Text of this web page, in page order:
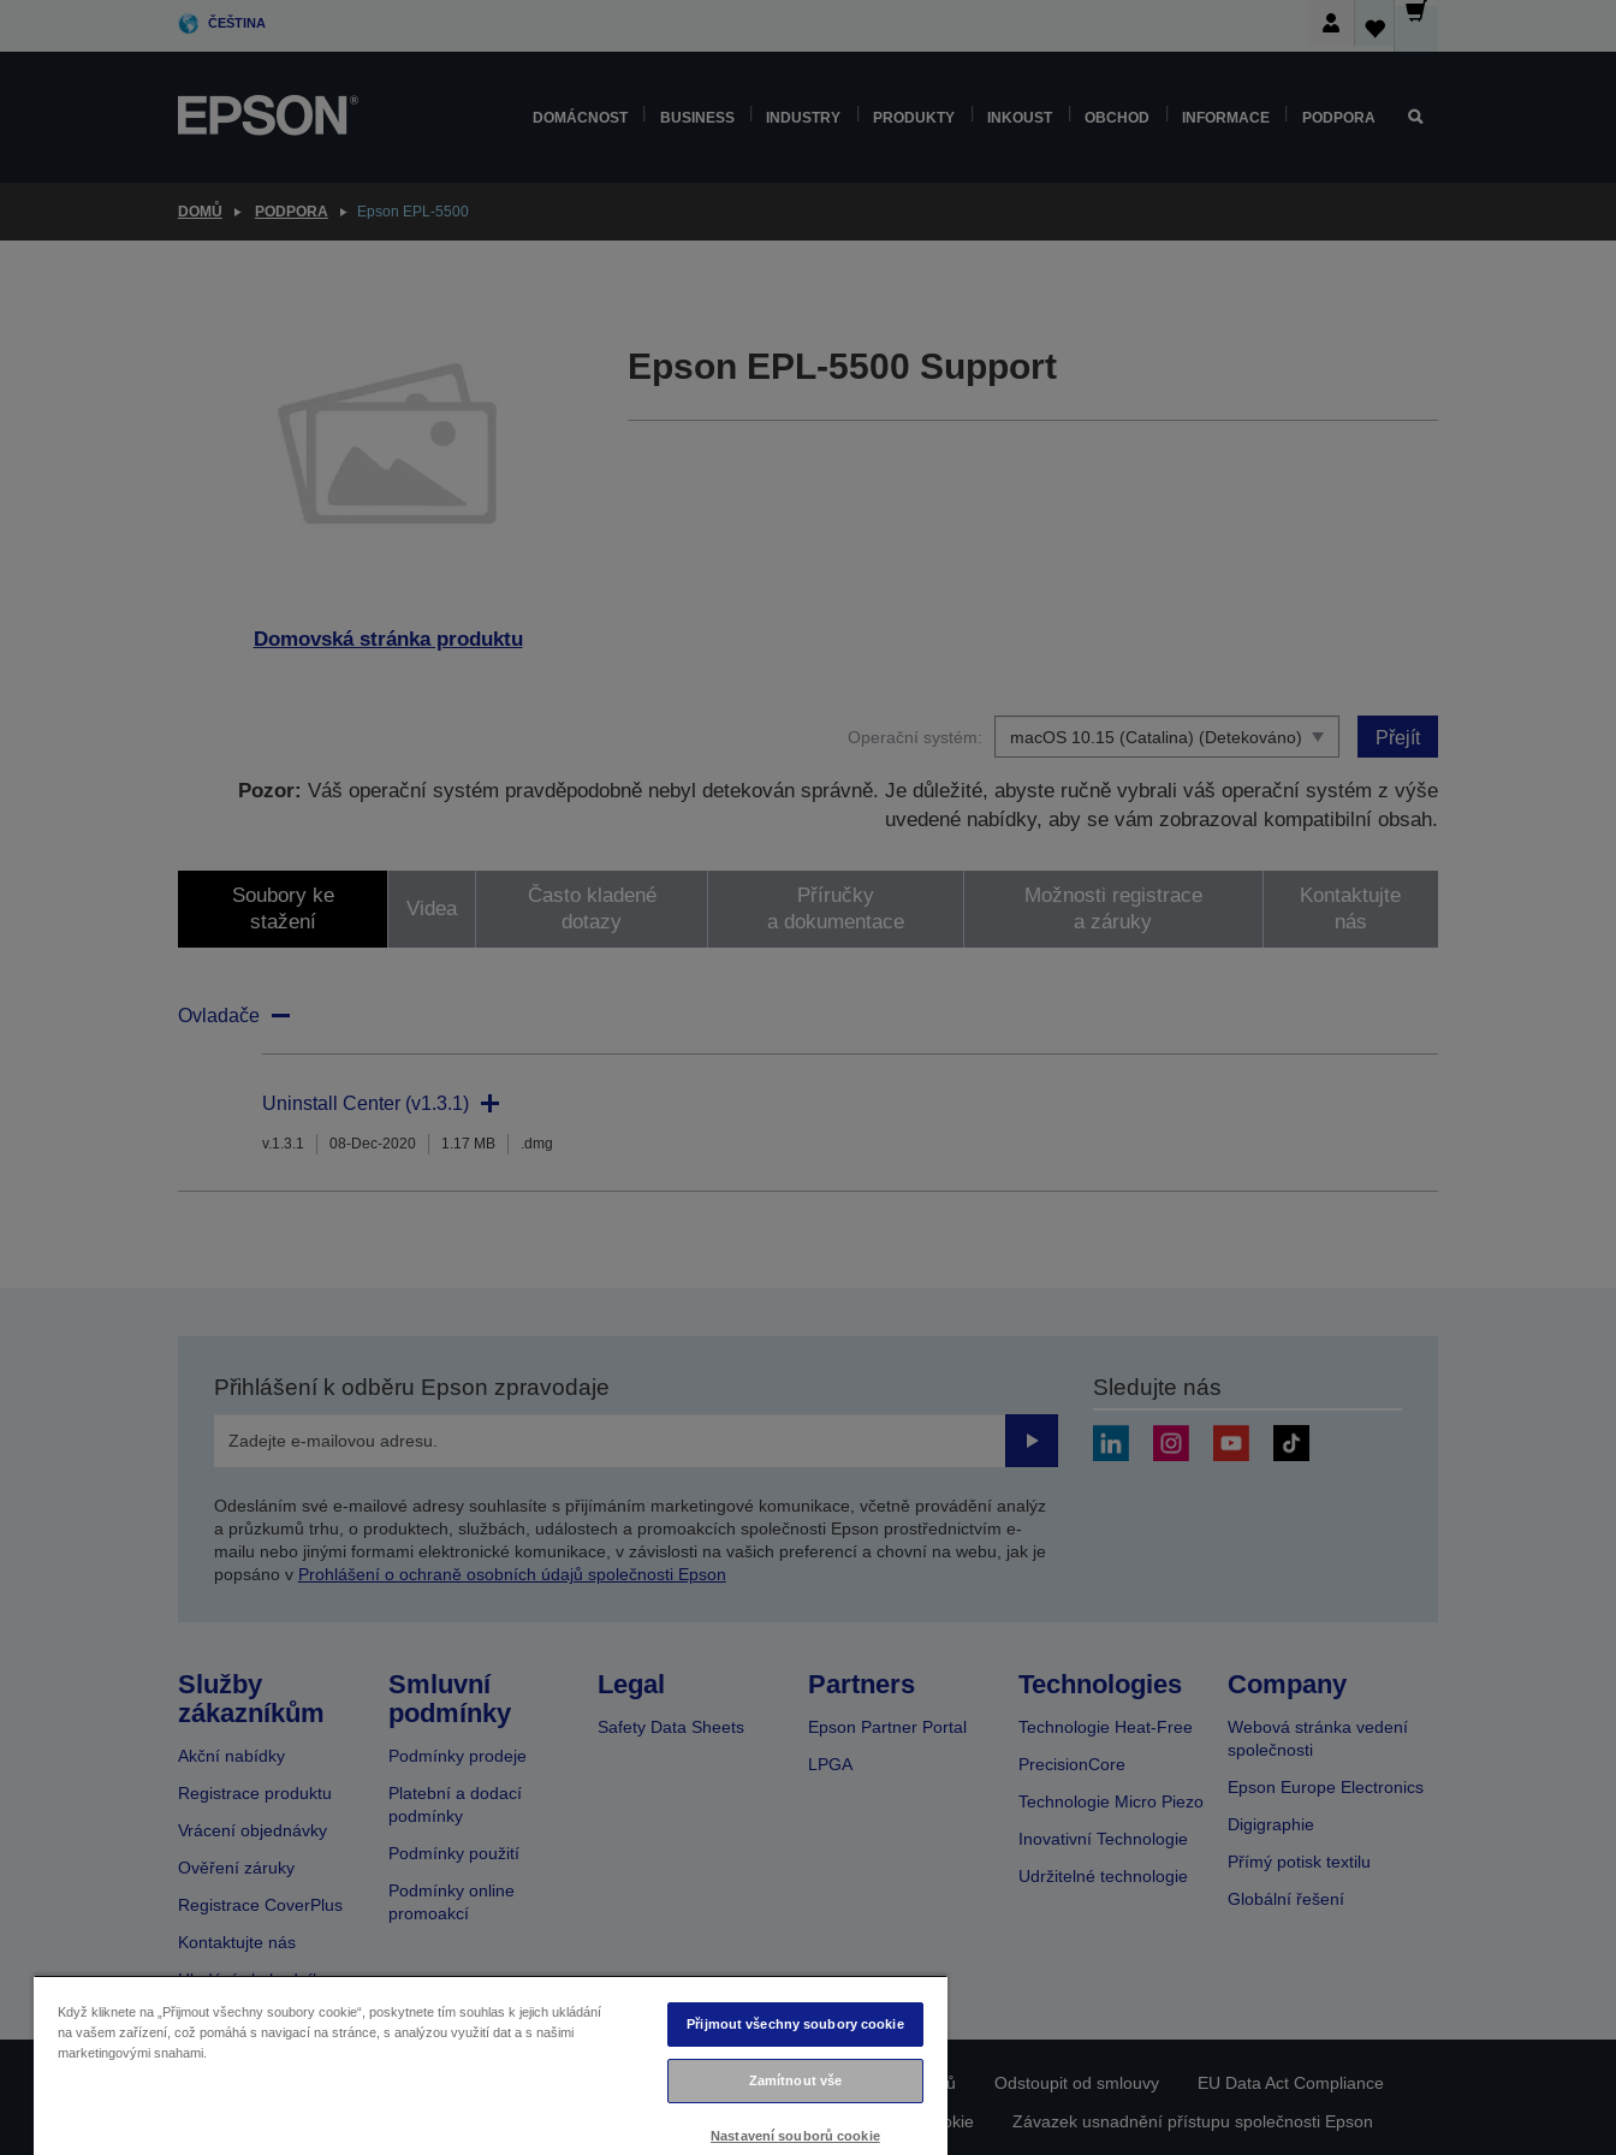
ČEŠTINA
DOMÁCNOST BUSINESS INDUSTRY PRODUKTY INKOUST OBCHOD INFORMACE PODPORA
DOMŮ PODPORA Epson EPL-5500
Domovská stránka produktu
Epson EPL-5500 Support
Operační systém: Přejít
Pozor: Váš operační systém pravděpodobně nebyl detekován správně. Je důležité, abyste ručně vybrali váš operační systém z výše
uvedené nabídky, aby se vám zobrazoval kompatibilní obsah.
Soubory ke
stažení
Videa
Často kladené
dotazy
Příručky
a dokumentace
Možnosti registrace
a záruky
Kontaktujte
nás
Ovladače
Uninstall Center (v1.3.1)
v.1.3.1 08-Dec-2020 1.17 MB .dmg
Přihlášení k odběru Epson zpravodaje
Odeslat
Odesláním své e-mailové adresy souhlasíte s přijímáním marketingové komunikace, včetně provádění analýz
a průzkumů trhu, o produktech, službách, událostech a promoakcích společnosti Epson prostřednictvím e-
mailu nebo jinými formami elektronické komunikace, v závislosti na vašich preferencí a chovní na webu, jak je
popsáno v Prohlášení o ochraně osobních údajů společnosti Epson
Sledujte nás
Služby
zákazníkům
Akční nabídky
Registrace produktu
Vrácení objednávky
Ověření záruky
Registrace CoverPlus
Kontaktujte nás
Hledání obchodníka
Smluvní
podmínky
Podmínky prodeje
Platební a dodací
podmínky
Podmínky použití
Podmínky online
promoakcí
Legal
Safety Data Sheets
Partners
Epson Partner Portal
LPGA
Technologies
Technologie Heat-Free
PrecisionCore
Technologie Micro Piezo
Inovativní Technologie
Udržitelné technologie
Company
Webová stránka vedení
společnosti
Epson Europe Electronics
Digigraphie
Přímý potisk textilu
Globální řešení
Prohlášení o ochraně osobních údajů Odstoupit od smlouvy
EU Data Act Compliance
Informace o souborech cookie Závazek usnadnění přístupu společnosti Epson
Když kliknete na „Přijmout všechny soubory cookie“, poskytnete tím souhlas k jejich ukládání
na vašem zařízení, což pomáhá s navigací na stránce, s analýzou využití dat a s našimi
marketingovými snahami.
Přijmout všechny soubory cookie
Zamítnout vše
Nastavení souborů cookie